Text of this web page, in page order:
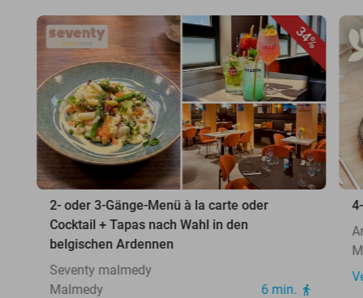
34%
2- oder 3-Gänge-Menü à la carte oder
Cocktail + Tapas nach Wahl in den
belgischen Ardennen
Seventy malmedy
Malmedy
6 min.